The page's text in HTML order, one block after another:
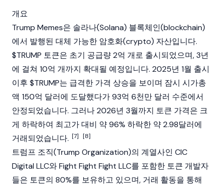
개요
Trump Memes은 솔라나(Solana) 블록체인(blockchain)
에서 발행된 대체 가능한 암호화(crypto) 자산입니다.
$TRUMP 토큰은 초기 공급량 2억 개로 출시되었으며, 3년
에 걸쳐 10억 개까지 확대될 예정입니다. 2025년 1월 출시
이후 $TRUMP는 급격한 가격 상승을 보이며 잠시 시가총
액 150억 달러에 도달했다가 93억 6천만 달러 수준에서
안정되었습니다. 그러나 2026년 3월까지 토큰 가격은 크
게 하락하여 최고가 대비 약 96% 하락한 약 2.98달러에
거래되었습니다. [7] [8]
트럼프 조직(Trump Organization)의 계열사인 CIC
Digital LLC와 Fight Fight Fight LLC를 포함한 토큰 개발자
들은 토큰의 80%를 보유하고 있으며, 거래 활동을 통해